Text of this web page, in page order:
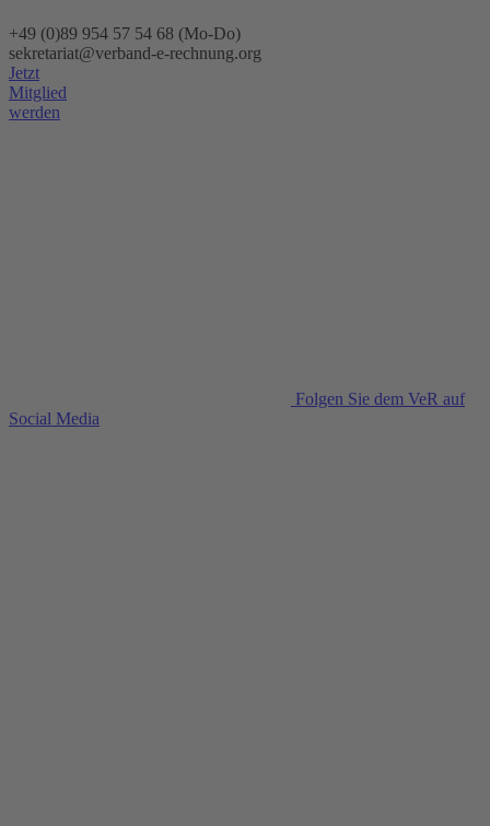
+49 (0)89 954 57 54 68 (Mo-Do)
sekretariat@verband-e-rechnung.org
Jetzt
Mitglied
werden
Folgen Sie dem VeR auf
Social Media